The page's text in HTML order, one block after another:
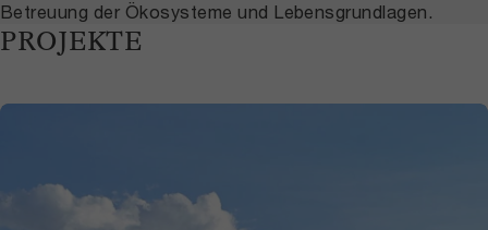
Betreuung der Ökosysteme und Lebensgrundlagen.
PROJEKTE